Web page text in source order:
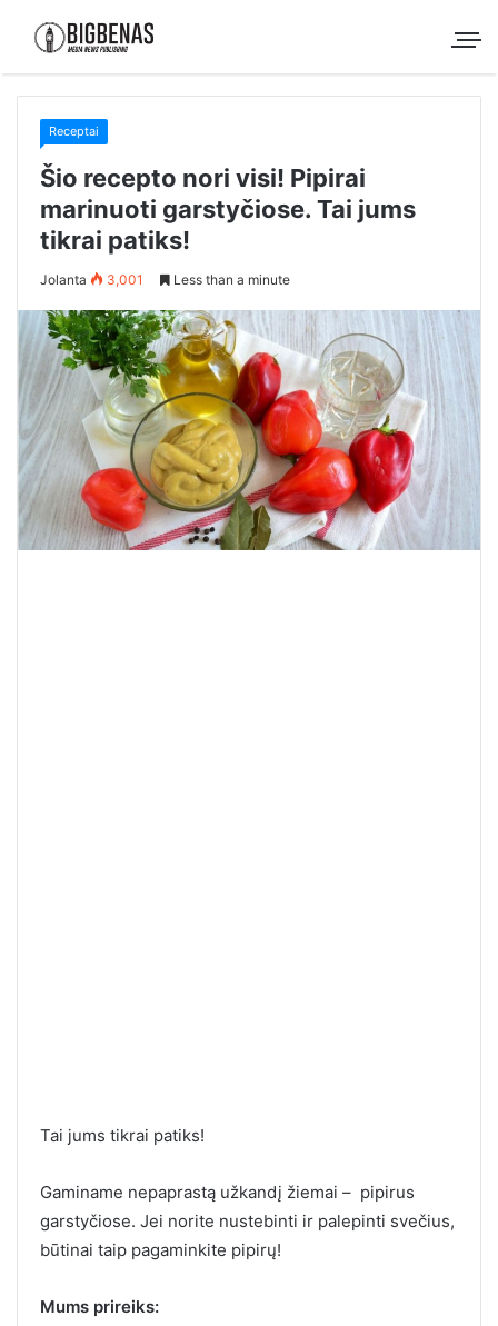
Receptai
Šio recepto nori visi! Pipirai
marinuoti garstyčiose. Tai jums
tikrai patiks!
Jolanta 3,001 Less than a minute
Tai jums tikrai patiks!
Gaminame nepaprastą užkandį žiemai – pipirus
garstyčiose. Jei norite nustebinti ir palepinti svečius,
būtinai taip pagaminkite pipirų!
Mums prireiks: